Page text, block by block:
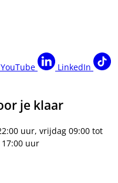
YouTube
LinkedIn
je klaar
uur, vrijdag 09:00 tot
uur